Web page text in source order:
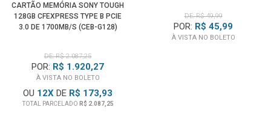
CARTÃO MEMÓRIA SONY TOUGH
128GB CFEXPRESS TYPE B PCIE
3.0 DE 1700MB/S (CEB-G128)
DE: R$ 2.087,25
POR: R$ 1.920,27
À VISTA NO BOLETO
OU 12X DE R$ 173,93
TOTAL PARCELADO R$ 2.087,25
DE: R$ 49,99
POR: R$ 45,99
À VISTA NO BOLETO